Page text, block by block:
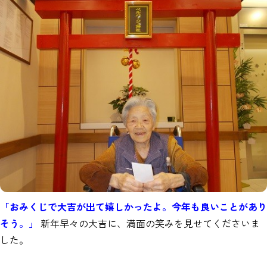
「おみくじで大吉が出て嬉しかったよ。今年も良いことがあり
そう。」 新年早々の大吉に、満面の笑みを見せてくださいま
した。